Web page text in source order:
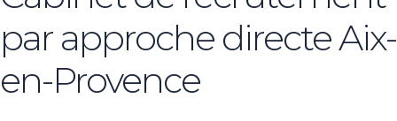
par approche directe Aix-
en-Provence